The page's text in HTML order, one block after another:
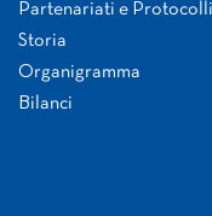
Partenariati e Protocolli
Storia
Organigramma
Bilanci